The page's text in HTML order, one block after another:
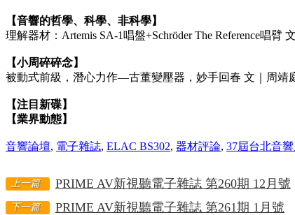
【音響的哲學、科學、非科學】
理解器材：Artemis SA-1唱盤+Schröder The Reference唱臂
【小周碎碎念】
被動式前級，潛心力作—古董變壓器，妙手回春 文｜周靖
【注目新碟】
【業界動態】
音響論壇, 電子雜誌, ELAC BS302, 器材評論, 37屆台北音
上一篇: PRIME AV新視聽電子雜誌 第260期 12月號
下一篇: PRIME AV新視聽電子雜誌 第261期 1月號